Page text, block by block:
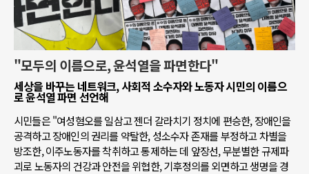
"모두의 이름으로, 윤석열을 파면한다"
세상을 바꾸는 네트워크, 사회적 소수자와 노동자 시민의 이름으
로 윤석열 파면 선언해
시민들은 "여성혐오를 일삼고 젠더 갈라치기 정치에 편승한, 장애인을
공격하고 장애인의 권리를 약탈한, 성소수자 존재를 부정하고 차별을
방조한, 이주노동자를 착취하고 통제하는 데 앞장선, 무분별한 규제파
괴로 노동자의 건강과 안전을 위협한, 기후정의를 외면하고 생명을 경